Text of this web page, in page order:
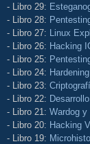
- Libro 29:
- Libro 28:
- Libro 27: Linux
- Libro 26: Hacking
- Libro 25:
- Libro 24:
- Libro 23:
- Libro 22:
- Libro 21: Wardog y
- Libro 20: Hacking
- Libro 19: